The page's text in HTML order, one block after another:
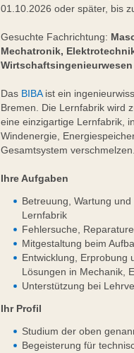
01.10.2026 oder später, bis
Gesuchte Fachrichtung:
Mechatronik,
Das BIBAist ein
Bremen. Die Lernfabrik wird
eine einzigartige Lernfabrik,
Windenergie,
Gesamtsystem
Ihre Aufgaben
Betreuung, Wartung
Lernfabrik
Fehlersuche,
Mitgestaltung beim
Entwicklung, Erprobung
Lösungen in Mechanik,
Unterstützung bei
Ihr Profil
Studium der oben
Begeisterung für